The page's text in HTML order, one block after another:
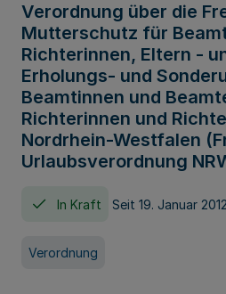
Verordnung über die
Mutterschutz für
Richterinnen, Eltern -
Erholungs- und
Beamtinnen und
Richterinnen und
Nordrhein-Westfalen
Urlaubsverordnung
In Kraft Seit 19. Januar 2012
Verordnung